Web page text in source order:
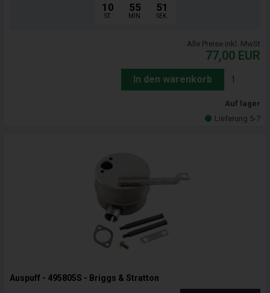
10
ST.
55
MIN.
50
SEK.
Alle Preise inkl. MwSt
77,00 EUR
In den warenkorb
Auf lager
Lieferung 5-7
Auspuff - 495805S - Briggs & Stratton